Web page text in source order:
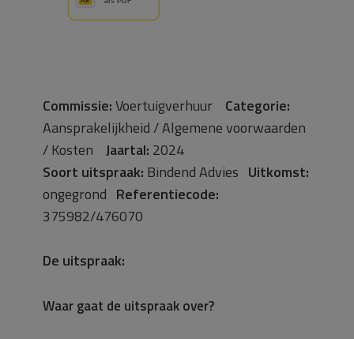
Commissie:Voertuigverhuur Categorie:
Aansprakelijkheid / Algemene voorwaarden
/ Kosten Jaartal: 2024
Soort uitspraak: Bindend Advies Uitkomst:
ongegrond Referentiecode:
375982/476070
De uitspraak:
Waar gaat de uitspraak over?